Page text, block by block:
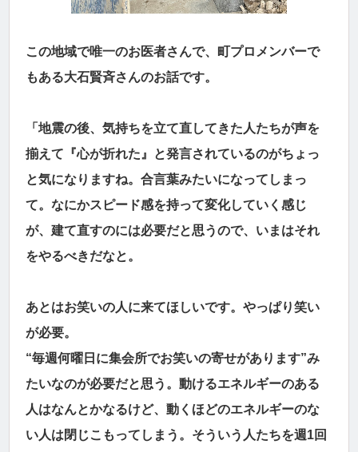
この地域で唯一のお医者さんで、町プロメンバーで
もある大石賢斉さんのお話です。
「地震の後、気持ちを立て直してきた人たちが声を
揃えて『心が折れた』と発言されているのがちょっ
と気になりますね。合言葉みたいになってしまっ
て。なにかスピード感を持って変化していく感じ
が、建て直すのには必要だと思うので、いまはそれ
をやるべきだなと。
あとはお笑いの人に来てほしいです。やっぱり笑い
が必要。
“毎週何曜日に集会所でお笑いの寄せがあります”み
たいなのが必要だと思う。動けるエネルギーのある
人はなんとかなるけど、動くほどのエネルギーのな
い人は閉じこもってしまう。そういう人たちを週1回